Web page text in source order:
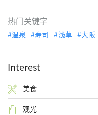
热门关键字
温泉 寿司 浅草 大阪
Interest
美食
观光